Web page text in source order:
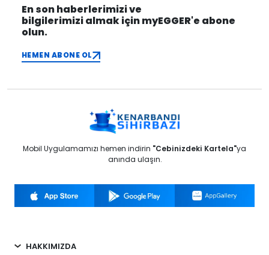
En son haberlerimizi ve
bilgilerimizi almak için myEGGER'e abone
olun.
HEMEN ABONE OL
Mobil Uygulamamızı hemen indirin "Cebinizdeki Kartela"ya
anında ulaşın.
HAKKIMIZDA